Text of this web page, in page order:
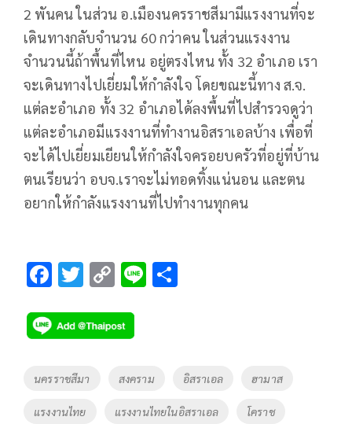
2 พันคน ในส่วน อ.เมืองนครราชสีมามีแรงงานที่จะ
เดินทางกลับจำนวน 60 กว่าคน ในส่วนแรงงาน
จำนวนนี้ถ้าพื้นที่ไหน อยู่ตรงไหน ทั้ง 32 อำเภอ เรา
จะเดินทางไปเยี่ยมให้กำลังใจ โดยขณะนี้ทาง ส.จ.
แต่ละอำเภอ ทั้ง 32 อำเภอได้ลงพื้นที่ไปสำรวจดูว่า
แต่ละอำเภอมีแรงงานที่ทำงานอิสราเอลบ้าง เพื่อที่
จะได้ไปเยี่ยมเยียนให้กำลังใจครอยบครัวที่อยู่ที่บ้าน
ตนเรียนว่า อบจ.เราจะไม่ทอดทิ้งแน่นอน และตน
อยากให้กำลังแรงงานที่ไปทำงานทุกคน
F
e
b
o
T
tt
er
C
p
y
Li
Li
Tags
นครราชสีมา สงคราม อิสราเอล ฮามาส
แรงงานไทย แรงงานไทยในอิสราเอล โคราช